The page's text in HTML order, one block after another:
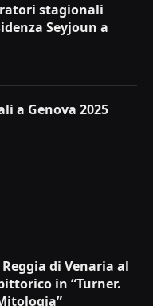
stagionali
Seyjoun a
a Genova 2025
di Venaria al
in “Turner.